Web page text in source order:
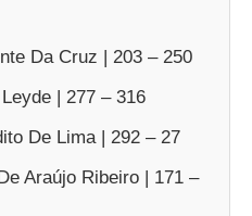
Da Cruz | 203 – 250
| 277 – 316
De Lima | 292 – 27
Araújo Ribeiro | 171 –